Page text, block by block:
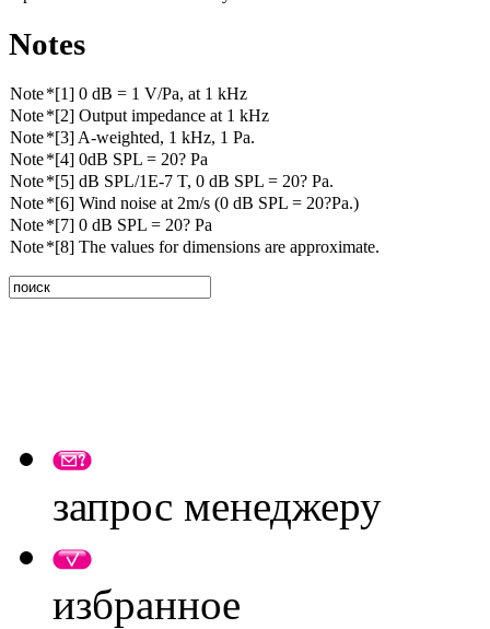
Notes
Note*[1] 0 dB = 1 V/Pa, at 1 kHz
Note*[2] Output impedance at 1 kHz
Note*[3] A-weighted, 1 kHz, 1 Pa.
Note*[4] 0dB SPL = 20? Pa
Note*[5] dB SPL/1E-7 T, 0 dB SPL = 20? Pa.
Note*[6] Wind noise at 2m/s (0 dB SPL = 20?Pa.)
Note*[7] 0 dB SPL = 20? Pa
Note*[8] The values for dimensions are approximate.
запрос менеджеру
избранное